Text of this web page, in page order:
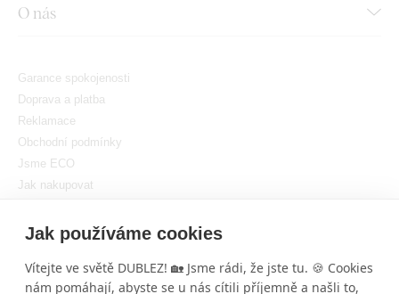
Jak používáme cookies
Vítejte ve světě DUBLEZ! 🏡 Jsme rádi, že jste tu. 🍪 Cookies
nám pomáhají, abyste se u nás cítili příjemně a našli to,
O nás
Garance spokojenosti
Doprava a platba
Reklamace
Obchodní podmínky
Jsme ECO
Jak nakupovat
Nastavit cookies